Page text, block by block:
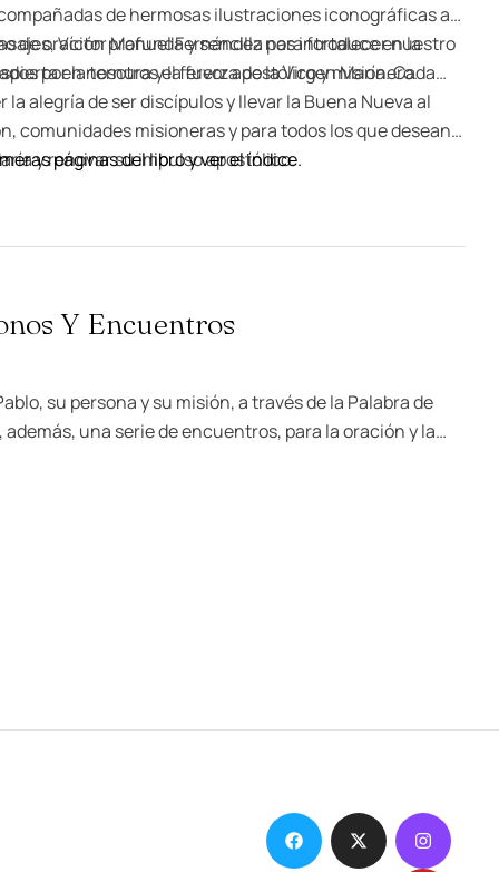
de hermosas ilustraciones iconográficas a
Víctor Manuel Fernández nos introduce en la
en nosotros el fervor apostólico y misionero.
de oración profunda y sencilla para fortalecer nuestro
por la ternura y la fuerza de la Virgen María. Cada
alegría de ser discípulos y llevar la Buena Nueva al
comunidades misioneras y para todos los que desean
y renovar su impulso apostólico.
páginas del libro y ver el índice.
Y Encuentros
su persona y su misión, a través de la Palabra de
una serie de encuentros, para la oración y la